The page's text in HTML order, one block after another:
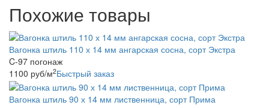
Похожие товары
Вагонка штиль 110 х 14 мм ангарская сосна, сорт Экстра
C-97 погонаж
1100 руб/м2Быстрый заказ
Вагонка штиль 90 х 14 мм лиственница, сорт Прима